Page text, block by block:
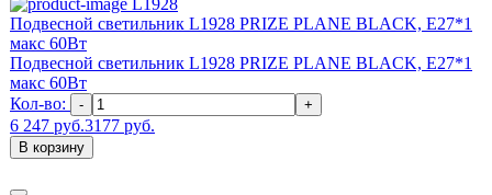
Подвесной светильник L1928 PRIZE PLANE BLACK, Е27*1
макс 60Вт
Подвесной светильник L1928 PRIZE PLANE BLACK, Е27*1
макс 60Вт
Кол-во:
- +
6 247 руб.3177 руб.
В корзину